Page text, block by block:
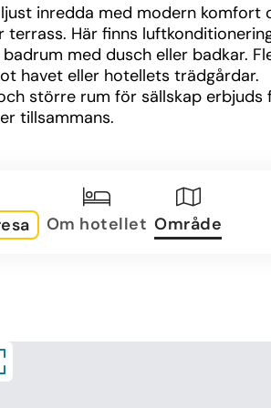
inredda med modern komfort
terrass. Här finns
med dusch eller badkar.
havet eller hotellets trädgårdar.
större rum för sällskap erbjuds
tillsammans.
underhållning och aktiviteter
Barnklubb, lekplatser och
bekväm för familjer. På området
för den som vill
gästen finns flera
tennis, bordtennis,
Om hotellet Område